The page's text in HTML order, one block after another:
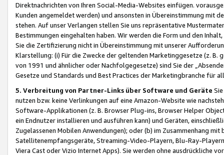
Direktnachrichten von Ihren Social-Media-Websites einfügen.
Kunden angemeldet werden) und ansonsten in Übereinstimmung mit
stehen. Auf unser Verlangen stellen Sie uns repräsentative
Bestimmungen eingehalten haben. Wir werden die Form und den
Sie die Zertifizierung nicht in Übereinstimmung mit unserer
Klarstellung: (i) Für die Zwecke der geltenden Marketinggesetze (z. B.
von 1991 und ähnlicher oder Nachfolgegesetze) sind Sie der
Gesetze und Standards und Best Practices der Marketingbranche für
5. Verbreitung von Partner-Links über Software und Geräte
nutzen bzw. keine Verlinkungen auf eine Amazon-Website wie
Software-Applikationen (z. B. Browser Plug-ins, Browser Helper
ein Endnutzer installieren und ausführen kann) und Geräten,
Zugelassenen Mobilen Anwendungen); oder (b) im Zusammenhang
Satellitenempfangsgeräte, Streaming-Video-Playern, Blu-Ray-
Viera Cast oder Vizio Internet Apps). Sie werden ohne ausdrückliche